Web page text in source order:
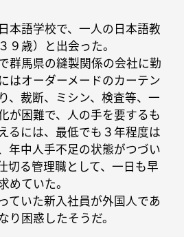
本語学校で、一人の日本語教
歳）と出会った。
群馬県の縫製関係の会社に勤
はオーダーメードのカーテン
、裁断、ミシン、検査等、一
が困難で、人の手を要するも
るには、最低でも３年程度は
年中人手不足の状態がつづい
切る管理職として、一日も早
めていた。
ていた新入社員が外国人であ
り困惑したそうだ。